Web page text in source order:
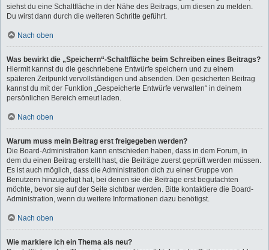
siehst du eine Schaltfläche in der Nähe des Beitrags, um diesen zu melden.
Du wirst dann durch die weiteren Schritte geführt.
Nach oben
Was bewirkt die „Speichern“-Schaltfläche beim Schreiben eines Beitrags?
Hiermit kannst du die geschriebene Entwürfe speichern und zu einem
späteren Zeitpunkt vervollständigen und absenden. Den gesicherten Beitrag
kannst du mit der Funktion „Gespeicherte Entwürfe verwalten“ in deinem
persönlichen Bereich erneut laden.
Nach oben
Warum muss mein Beitrag erst freigegeben werden?
Die Board-Administration kann entschieden haben, dass in dem Forum, in
dem du einen Beitrag erstellt hast, die Beiträge zuerst geprüft werden müssen.
Es ist auch möglich, dass die Administration dich zu einer Gruppe von
Benutzern hinzugefügt hat, bei denen sie die Beiträge erst begutachten
möchte, bevor sie auf der Seite sichtbar werden. Bitte kontaktiere die Board-
Administration, wenn du weitere Informationen dazu benötigst.
Nach oben
Wie markiere ich ein Thema als neu?